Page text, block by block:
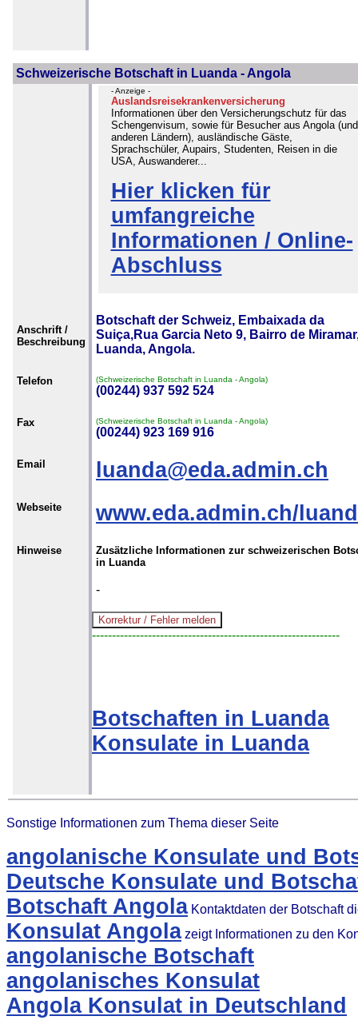
Schweizerische Botschaft in Luanda - Angola
- Anzeige -
Auslandsreisekrankenversicherung
Informationen über den Versicherungschutz für das
Schengenvisum, sowie für Besucher aus Angola (und
anderen Ländern), ausländische Gäste,
Sprachschüler, Aupairs, Studenten, Reisen in die
USA, Auswanderer...
Hier klicken für
umfangreiche
Informationen / Online-
Abschluss
Anschrift /
Beschreibung
Botschaft der Schweiz, Embaixada da
Suiça,Rua Garcia Neto 9, Bairro de
Luanda, Angola.
Telefon (Schweizerische Botschaft in Luanda - Angola)
(00244) 937 592 524
Fax (Schweizerische Botschaft in Luanda - Angola)
(00244) 923 169 916
Email luanda@eda.admin.ch
Webseite www.eda.admin.ch/
Hinweise
Zusätzliche Informationen zur schweizerischen
in Luanda
-
--------------------------------------------------------------
Botschaften in Luanda
Konsulate in Luanda
Sonstige Informationen zum Thema dieser Seite
angolanische Konsulate und
Deutsche Konsulate und
Botschaft AngolaKontaktdaten der Botschaft
Konsulat Angolazeigt Informationen zu den
angolanische Botschaft
angolanisches Konsulat
Angola Konsulat in Deutschland